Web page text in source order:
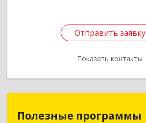
Отправить заявку
Показать контакты
Отправить заявку
Назад
Полезные программы